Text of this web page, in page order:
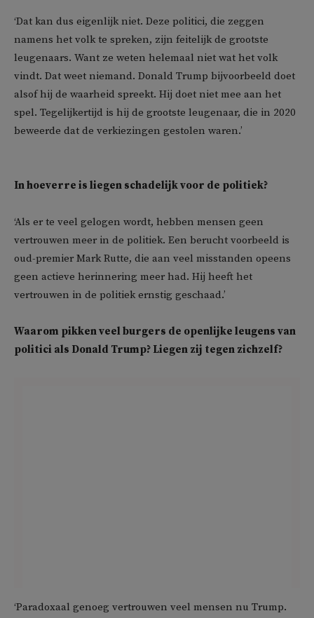
‘Dat kan dus eigenlijk niet. Deze politici, die zeggen
namens het volk te spreken, zijn feitelijk de grootste
leugenaars. Want ze weten helemaal niet wat het volk
vindt. Dat weet niemand. Donald Trump bijvoorbeeld doet
alsof hij de waarheid spreekt. Hij doet niet mee aan het
spel. Tegelijkertijd is hij de grootste leugenaar, die in 2020
beweerde dat de verkiezingen gestolen waren.’
In hoeverre is liegen schadelijk voor de politiek?
‘Als er te veel gelogen wordt, hebben mensen geen
vertrouwen meer in de politiek. Een berucht voorbeeld is
oud-premier Mark Rutte, die aan veel misstanden opeens
geen actieve herinnering meer had. Hij heeft het
vertrouwen in de politiek ernstig geschaad.’
Waarom pikken veel burgers de openlijke leugens van
politici als Donald Trump? Liegen zij tegen zichzelf?
‘Paradoxaal genoeg vertrouwen veel mensen nu Trump.